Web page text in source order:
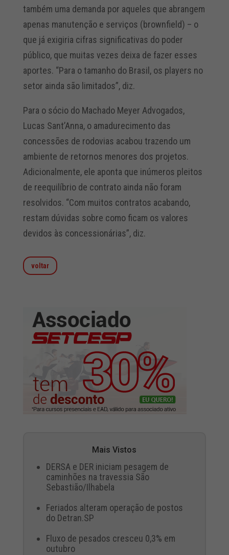
também uma demanda por aqueles que abrangem
apenas manutenção e serviços (brownfield) – o
que já exigiria cifras significativas do poder
público, que muitas vezes deixa de fazer esses
aportes. “Para o tamanho do Brasil, os players no
setor ainda são limitados”, diz.
Para o sócio do Machado Meyer Advogados,
Lucas Sant’Anna, o amadurecimento das
concessões de rodovias acabou trazendo um
ambiente de retornos menores dos projetos.
Adicionalmente, ele aponta que inúmeros pleitos
de reequilíbrio de contrato ainda não foram
resolvidos. “Com muitos contratos acabando,
restam dúvidas sobre como ficam os valores
devidos às concessionárias”, diz.
voltar
Mais Vistos
DERSA e DER iniciam pesagem de
caminhões na travessia São
Sebastião/Ilhabela
Feriados alteram operação de postos
do Detran.SP
Fluxo de pesados cresceu 0,3% em
outubro